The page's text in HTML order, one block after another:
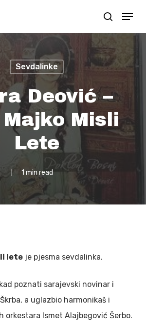
search
Menu
Sevdalinke
Deović –
Majko Misli
Lete
1 min read
leteje pjesma sevdalinka.
poznati sarajevski novinar i
a uglazbio harmonikaš i
orkestara Ismet Alajbegović Šerbo.
Close